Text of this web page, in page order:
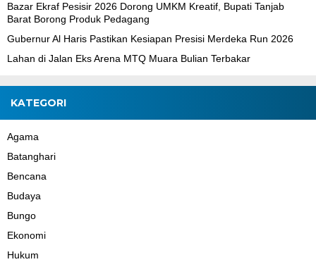
Bazar Ekraf Pesisir 2026 Dorong UMKM Kreatif, Bupati Tanjab
Barat Borong Produk Pedagang
Gubernur Al Haris Pastikan Kesiapan Presisi Merdeka Run 2026
Lahan di Jalan Eks Arena MTQ Muara Bulian Terbakar
KATEGORI
Agama
Batanghari
Bencana
Budaya
Bungo
Ekonomi
Hukum